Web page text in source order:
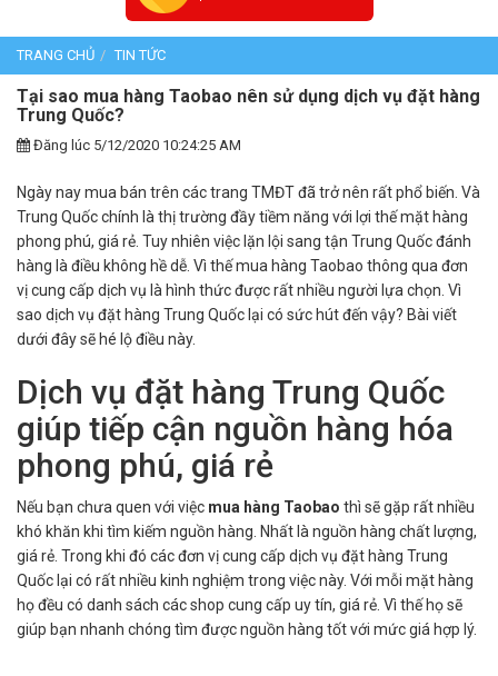
TRANG CHỦ TIN TỨC
Tại sao mua hàng Taobao nên sử dụng dịch vụ đặt hàng
Trung Quốc?
Đăng lúc 5/12/2020 10:24:25 AM
Ngày nay mua bán trên các trang TMĐT đã trở nên rất phổ biến. Và
Trung Quốc chính là thị trường đầy tiềm năng với lợi thế mặt hàng
phong phú, giá rẻ. Tuy nhiên việc lặn lội sang tận Trung Quốc đánh
hàng là điều không hề dễ. Vì thế mua hàng Taobao thông qua đơn
vị cung cấp dịch vụ là hình thức được rất nhiều người lựa chọn. Vì
sao dịch vụ đặt hàng Trung Quốc lại có sức hút đến vậy? Bài viết
dưới đây sẽ hé lộ điều này.
Dịch vụ đặt hàng Trung Quốc
giúp tiếp cận nguồn hàng hóa
phong phú, giá rẻ
Nếu bạn chưa quen với việc mua hàng Taobao thì sẽ gặp rất nhiều
khó khăn khi tìm kiếm nguồn hàng. Nhất là nguồn hàng chất lượng,
giá rẻ. Trong khi đó các đơn vị cung cấp dịch vụ đặt hàng Trung
Quốc lại có rất nhiều kinh nghiệm trong việc này. Với mỗi mặt hàng
họ đều có danh sách các shop cung cấp uy tín, giá rẻ. Vì thế họ sẽ
giúp bạn nhanh chóng tìm được nguồn hàng tốt với mức giá hợp lý.